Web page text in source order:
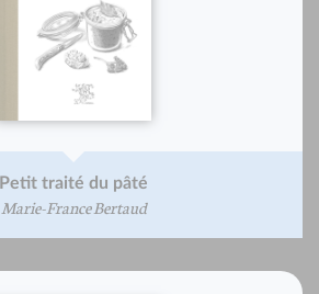
Petit traité du pâté
Marie-France Bertaud